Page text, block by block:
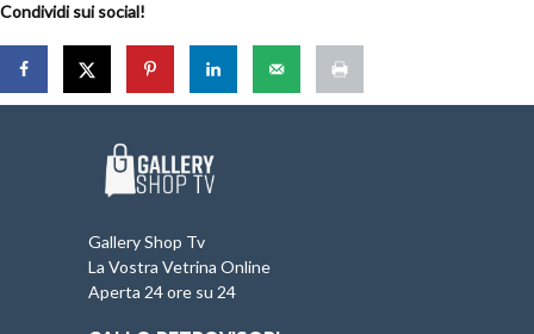
Condividi sui social!
Gallery Shop Tv
La Vostra Vetrina Online
Aperta 24 ore su 24